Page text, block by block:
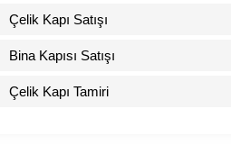
Çelik Kapı Satışı
Bina Kapısı Satışı
Çelik Kapı Tamiri